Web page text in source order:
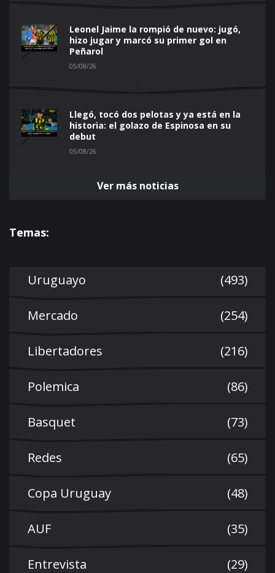
Leonel Jaime la rompió de nuevo: jugó,
hizo jugar y marcó su primer gol en
Peñarol
05/08/26
Llegó, tocó dos pelotas y ya está en la
historia: el golazo de Espinosa en su
debut
05/08/26
Ver más noticias
Temas:
Uruguayo (493)
Mercado (254)
Libertadores (216)
Polemica (86)
Basquet (73)
Redes (65)
Copa Uruguay (48)
AUF (35)
Entrevista (29)